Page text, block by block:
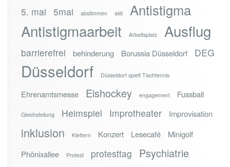
5. mai 5mai abstimmen aldi Antistigma
Antistigmaarbeit Arbeitsplatz Ausflug
barrierefrei behinderung Borussia Düsseldorf DEG
Düsseldorf Düsseldorf spielt Tischtennis
Ehrenamtsmesse Eishockey engagement Fussball
Gleichstellung Heimspiel Improtheater Improvisation
inklusion Klettern Konzert Lesecafé
Minigolf
Phönixallee
Protest protesttag Psychiatrie